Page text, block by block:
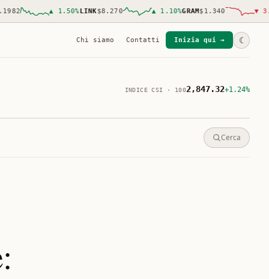
1.50%LINK$8.270 ▲ 1.10%GRAM$1.340 ▼ 3.00%
Chi siamo Contatti Inizia qui → ☾
INDICE CSI · 1002,847.32+1.24%
Cerca